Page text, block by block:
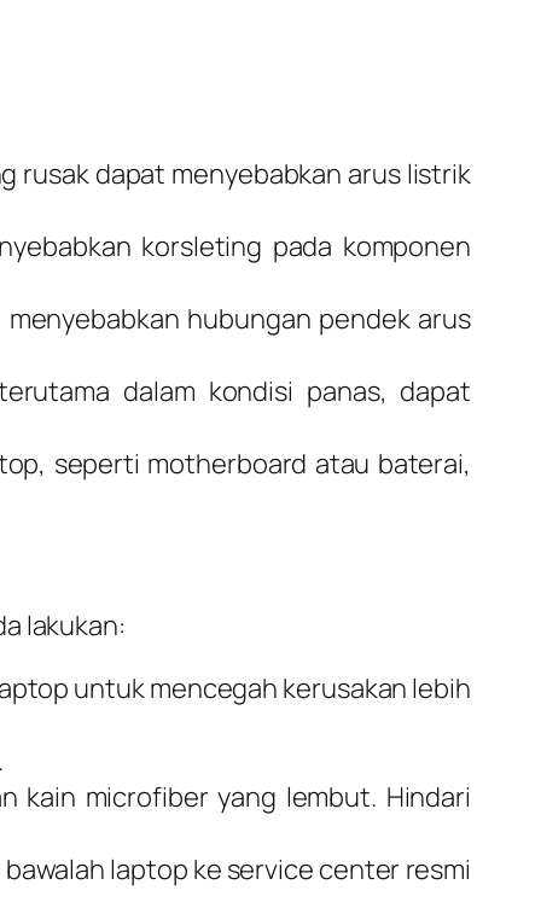
rusak dapat menyebabkan arus listrik
korsleting pada komponen
hubungan pendek arus
dalam kondisi panas, dapat
seperti motherboard atau baterai,
lakukan:
untuk mencegah kerusakan lebih
kain microfiber yang lembut. Hindari
laptop ke service center resmi